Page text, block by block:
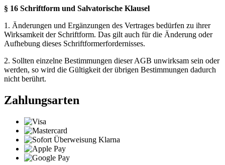
§ 16 Schriftform und Salvatorische Klausel
1. Änderungen und Ergänzungen des Vertrages bedürfen zu ihrer
Wirksamkeit der Schriftform. Das gilt auch für die Änderung oder
Aufhebung dieses Schriftformerfordernisses.
2. Sollten einzelne Bestimmungen dieser AGB unwirksam sein oder
werden, so wird die Gültigkeit der übrigen Bestimmungen dadurch
nicht berührt.
Zahlungsarten